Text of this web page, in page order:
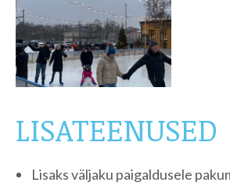
LISATEENUSED
Lisaks väljaku paigaldusele